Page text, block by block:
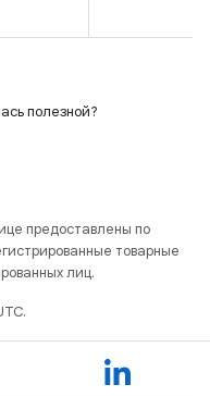
полезной?
предоставлены по
товарные
лиц.